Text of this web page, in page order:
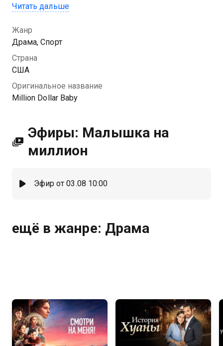
Мэгги есть мечта - выиграть турнир по боксу, и,
Читать дальше
Жанр
Драма, Спорт
Страна
США
Оригинальное название
Million Dollar Baby
Эфиры: Малышка на
миллион
Эфир от 03.08 10:00
ещё в жанре: Драма